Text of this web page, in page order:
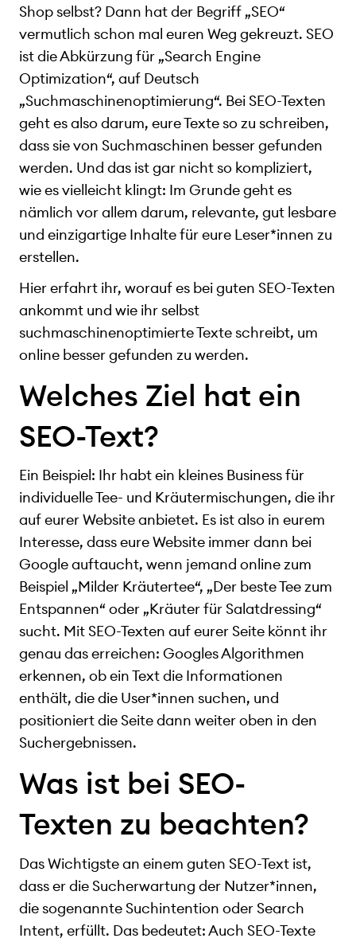
Shop selbst? Dann hat der Begriff „SEO“
vermutlich schon mal euren Weg gekreuzt. SEO
ist die Abkürzung für „Search Engine
Optimization“, auf Deutsch
„Suchmaschinenoptimierung“. Bei SEO-Texten
geht es also darum, eure Texte so zu schreiben,
dass sie von Suchmaschinen besser gefunden
werden. Und das ist gar nicht so kompliziert,
wie es vielleicht klingt: Im Grunde geht es
nämlich vor allem darum, relevante, gut lesbare
und einzigartige Inhalte für eure Leser*innen zu
erstellen.
Hier erfahrt ihr, worauf es bei guten SEO-Texten
ankommt und wie ihr selbst
suchmaschinenoptimierte Texte schreibt, um
online besser gefunden zu werden.
Welches Ziel hat ein
SEO-Text?
Ein Beispiel: Ihr habt ein kleines Business für
individuelle Tee- und Kräutermischungen, die ihr
auf eurer Website anbietet. Es ist also in eurem
Interesse, dass eure Website immer dann bei
Google auftaucht, wenn jemand online zum
Beispiel „Milder Kräutertee“, „Der beste Tee zum
Entspannen“ oder „Kräuter für Salatdressing“
sucht. Mit SEO-Texten auf eurer Seite könnt ihr
genau das erreichen: Googles Algorithmen
erkennen, ob ein Text die Informationen
enthält, die die User*innen suchen, und
positioniert die Seite dann weiter oben in den
Suchergebnissen.
Was ist bei SEO-
Texten zu beachten?
Das Wichtigste an einem guten SEO-Text ist,
dass er die Sucherwartung der Nutzer*innen,
die sogenannte Suchintention oder Search
Intent, erfüllt. Das bedeutet: Auch SEO-Texte